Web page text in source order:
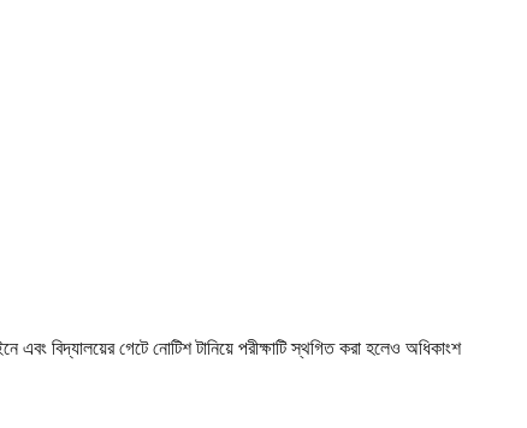
এবং বিদ্যালয়ের গেটে নোটিশ টানিয়ে পরীক্ষাটি স্থগিত করা হলেও অধিকাংশ